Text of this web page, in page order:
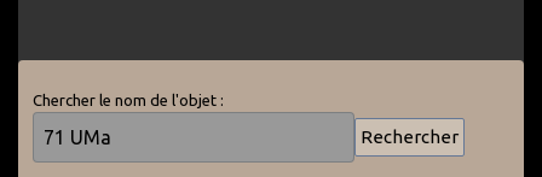
Chercher le nom de l'objet :